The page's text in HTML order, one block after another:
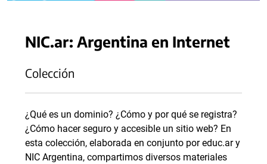
NIC.ar: Argentina en Internet
Colección
¿Qué es un dominio? ¿Cómo y por qué se registra?
¿Cómo hacer seguro y accesible un sitio web? En
esta colección, elaborada en conjunto por educ.ar y
NIC Argentina, compartimos diversos materiales